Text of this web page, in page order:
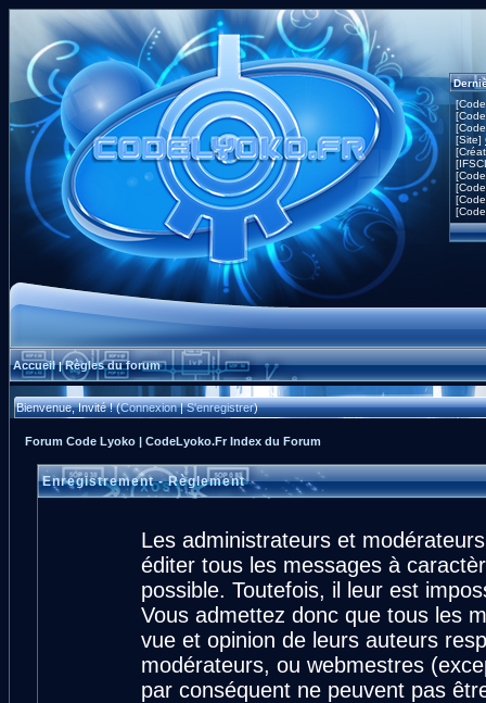
[Site]
Accueil|Règles du forum
Bienvenue, Invité ! (Connexion|S'enregistrer)
Forum Code Lyoko | CodeLyoko.Fr Index du Forum
Enregistrement - Règlement
Les administrateurs et
éditer tous les messages à
possible. Toutefois, il leur est
Vous admettez donc que tous les
vue et opinion de leurs auteurs
modérateurs, ou webmestres
par conséquent ne peuvent pas